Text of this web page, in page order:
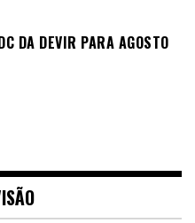
DA DEVIR PARA AGOSTO